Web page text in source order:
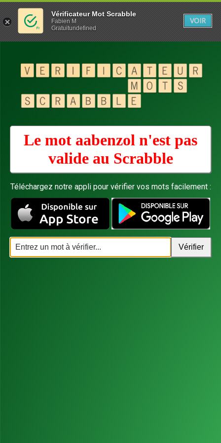
Le mot aabenzol n'est pas
valide au Scrabble
Téléchargez notre appli pour vérifier vos mots facilement :
Vérificateur Mot Scrabble
Fabien M
Gratuitundefined
VOIR